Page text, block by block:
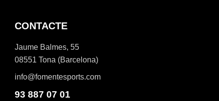
CONTACTE
Jaume Balmes, 55
08551 Tona (Barcelona)
info@fomentesports.com
93 887 07 01